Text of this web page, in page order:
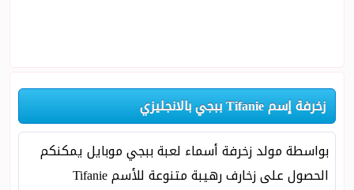
زخرفة إسم Tifanie ببجي بالانجليزي
بواسطة مولد زخرفة أسماء لعبة ببجي موبايل يمكنكم
الحصول على زخارف رهيبة متنوعة للأسم Tifanie